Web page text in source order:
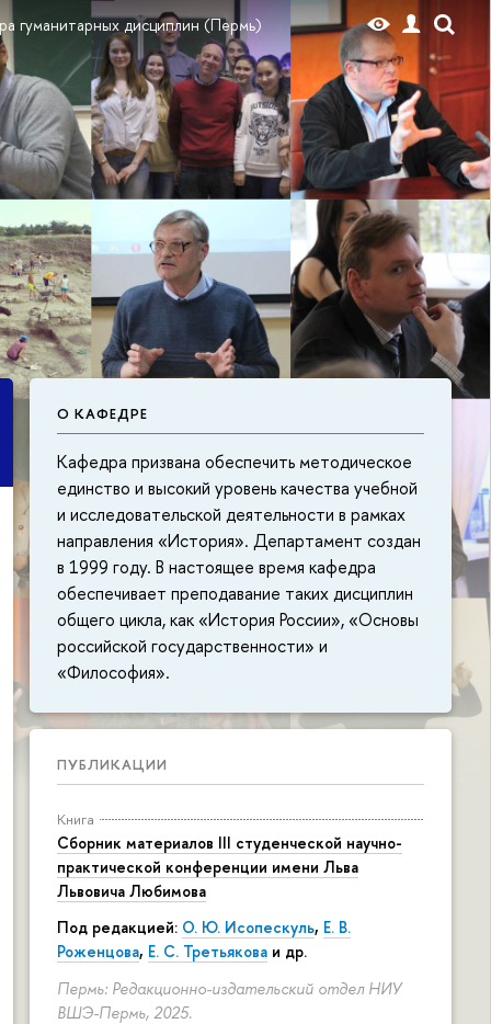
гуманитарных дисциплин (Пермь)
О КАФЕДРЕ
Кафедра призвана обеспечить методическое
единство и высокий уровень качества учебной
и исследовательской деятельности в рамках
направления «История». Департамент создан
в 1999 году. В настоящее время кафедра
обеспечивает преподавание таких дисциплин
общего цикла, как «История России», «Основы
российской государственности» и
«Философия».
ПУБЛИКАЦИИ
Книга
Сборник материалов III студенческой научно-
практической конференции имени Льва
Львовича Любимова
Под редакцией: О. Ю. Исопескуль, Е. В.
Роженцова, Е. С. Третьякова и др.
Пермь: Редакционно-издательский отдел НИУ
ВШЭ-Пермь, 2025.